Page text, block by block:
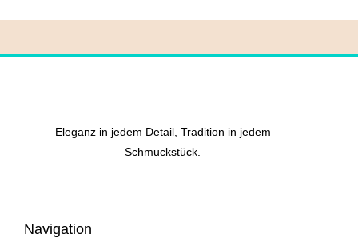
Eleganz in jedem Detail, Tradition in jedem
Schmuckstück.
Navigation